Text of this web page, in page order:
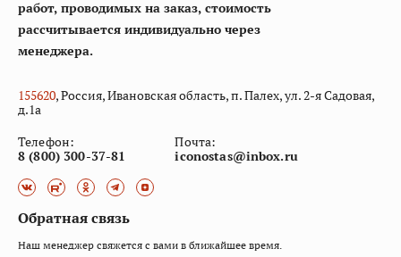
работ, проводимых на заказ, стоимость
рассчитывается индивидуально через
менеджера.
155620, Россия, Ивановская область, п. Палех, ул. 2-я Садовая,
д.1а
Телефон:
8 (800) 300-37-81
Почта:
iconostas@inbox.ru
Обратная связь
Наш менеджер свяжется с вами в ближайшее время.